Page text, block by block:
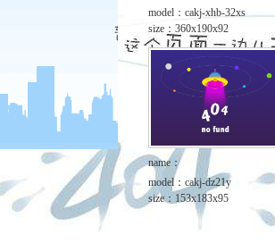
model： cakj-xhb-32xs
size： 360x190x92
name：
model： cakj-dz21y
size： 153x183x95